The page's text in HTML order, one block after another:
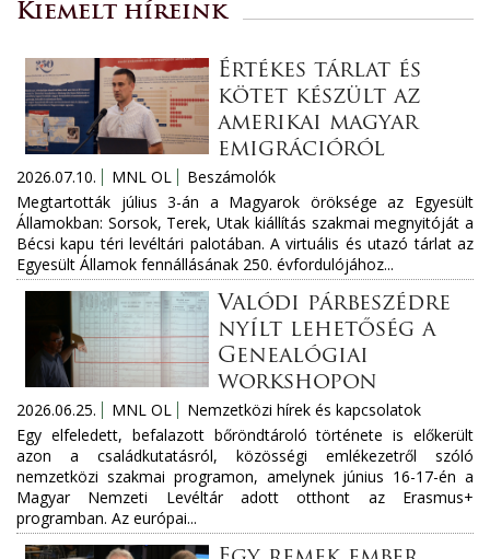
Kiemelt híreink
Értékes tárlat és
kötet készült az
amerikai magyar
emigrációról
2026.07.10. MNL OL
Beszámolók
Megtartották július 3-án a Magyarok öröksége az Egyesült
Államokban: Sorsok, Terek, Utak kiállítás szakmai megnyitóját a
Bécsi kapu téri levéltári palotában. A virtuális és utazó tárlat az
Egyesült Államok fennállásának 250. évfordulójához...
Valódi párbeszédre
nyílt lehetőség a
Genealógiai
workshopon
2026.06.25. MNL OL
Nemzetközi hírek és kapcsolatok
Egy elfeledett, befalazott bőröndtároló története is előkerült
azon a családkutatásról, közösségi emlékezetről szóló
nemzetközi szakmai programon, amelynek június 16-17-én a
Magyar Nemzeti Levéltár adott otthont az Erasmus+
programban. Az európai...